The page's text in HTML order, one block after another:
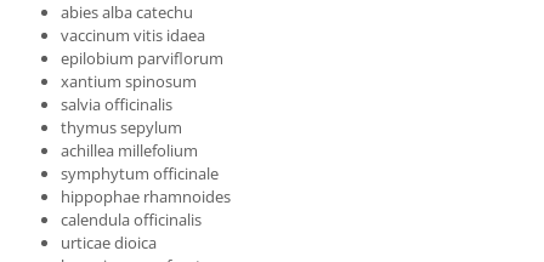
abies alba catechu
vaccinum vitis idaea
epilobium parviflorum
xantium spinosum
salvia officinalis
thymus sepylum
achillea millefolium
symphytum officinale
hippophae rhamnoides
calendula officinalis
urticae dioica